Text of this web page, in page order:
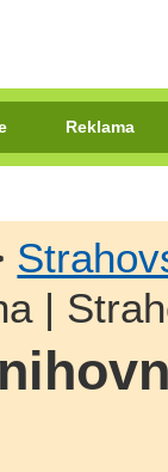
Reklama
|